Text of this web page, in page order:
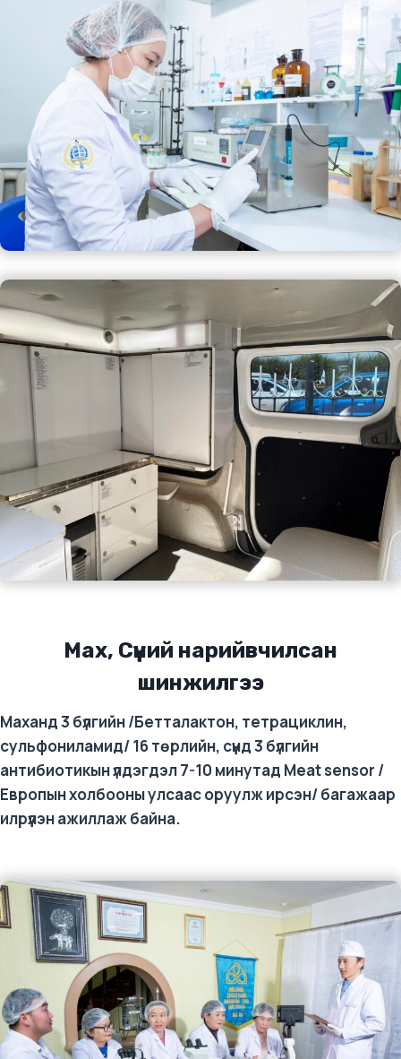
Мах, Сүүний нарийвчилсан
шинжилгээ
Маханд 3 бүлгийн /Бетталактон, тетрациклин,
сульфониламид/ 16 төрлийн, сүүнд 3 бүлгийн
антибиотикын үлдэгдэл 7-10 минутад Meat sensor /
Европын холбооны улсаас оруулж ирсэн/ багажаар
илрүүлэн ажиллаж байна.